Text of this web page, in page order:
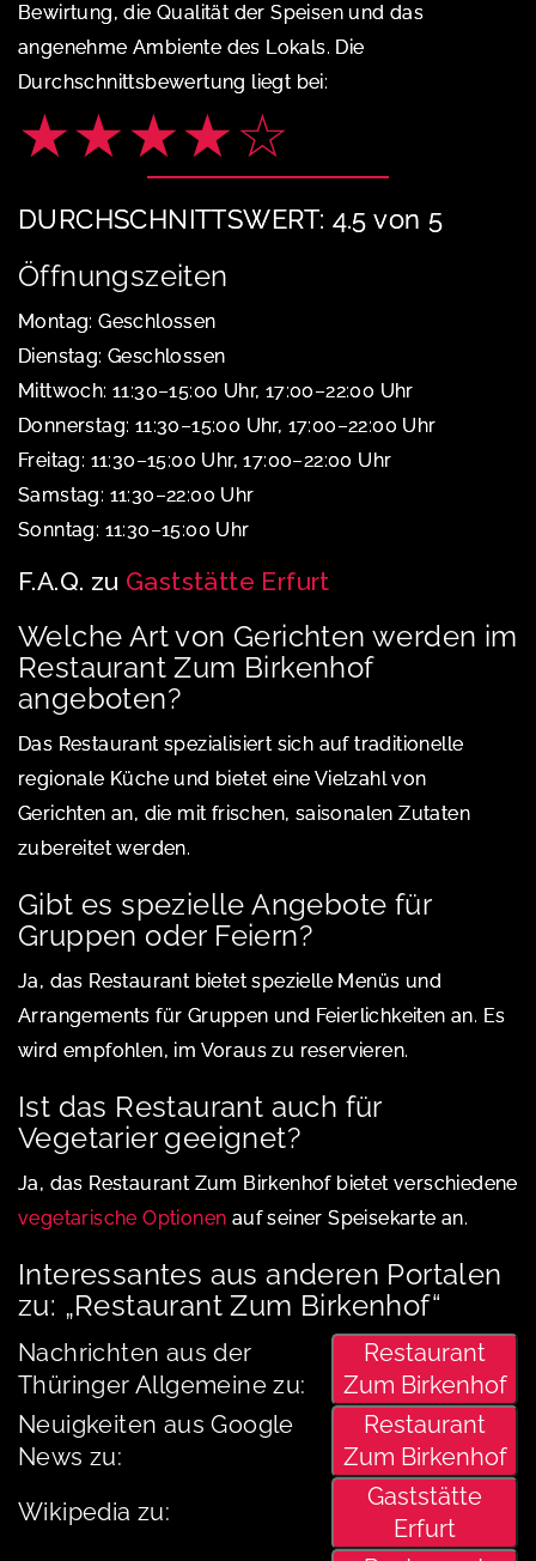
Bewirtung, die Qualität der Speisen und das
angenehme Ambiente des Lokals. Die
Durchschnittsbewertung liegt bei:
★★★★☆
DURCHSCHNITTSWERT: 4.5 von 5
Öffnungszeiten
Montag: Geschlossen
Dienstag: Geschlossen
Mittwoch: 11:30–15:00 Uhr, 17:00–22:00 Uhr
Donnerstag: 11:30–15:00 Uhr, 17:00–22:00 Uhr
Freitag: 11:30–15:00 Uhr, 17:00–22:00 Uhr
Samstag: 11:30–22:00 Uhr
Sonntag: 11:30–15:00 Uhr
F.A.Q. zu Gaststätte Erfurt
Welche Art von Gerichten werden im
Restaurant Zum Birkenhof
angeboten?
Das Restaurant spezialisiert sich auf traditionelle
regionale Küche und bietet eine Vielzahl von
Gerichten an, die mit frischen, saisonalen Zutaten
zubereitet werden.
Gibt es spezielle Angebote für
Gruppen oder Feiern?
Ja, das Restaurant bietet spezielle Menüs und
Arrangements für Gruppen und Feierlichkeiten an. Es
wird empfohlen, im Voraus zu reservieren.
Ist das Restaurant auch für
Vegetarier geeignet?
Ja, das Restaurant Zum Birkenhof bietet verschiedene
vegetarische Optionen auf seiner Speisekarte an.
Interessantes aus anderen Portalen
zu: „Restaurant Zum Birkenhof“
Nachrichten aus der
Thüringer Allgemeine zu:
Restaurant
Zum Birkenhof
Neuigkeiten aus Google
News zu:
Restaurant
Zum Birkenhof
Wikipedia zu:
Gaststätte
Erfurt